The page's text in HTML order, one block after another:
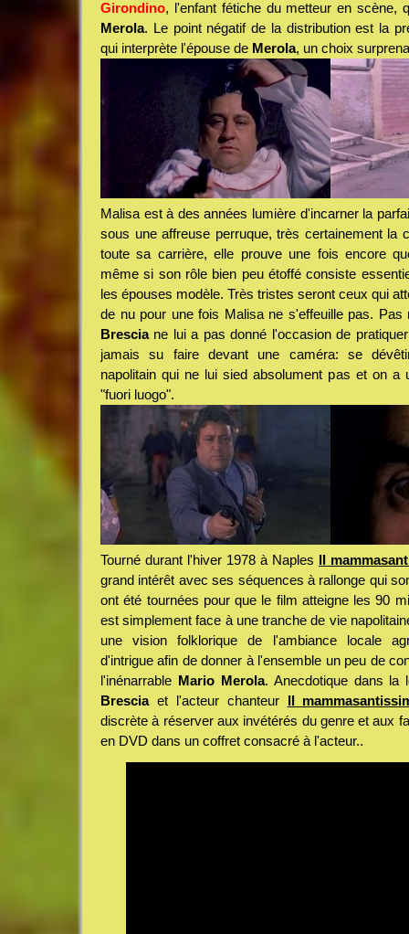
Girondino, l'enfant fétiche du metteur en scène,
Merola. Le point négatif de la distribution est la
qui interprète l'épouse de Merola, un choix
Malisa est à des années lumière d'incarner la
sous une affreuse perruque, très certainement la
toute sa carrière, elle prouve une fois encore
même si son rôle bien peu étoffé consiste
les épouses modèle. Très tristes seront ceux qui
de nu pour une fois Malisa ne s'effeuille pas. Pas
Bresciane lui a pas donné l'occasion de
jamais su faire devant une caméra: se
napolitain qui ne lui sied absolument pas et on a
"fuori luogo".
Tourné durant l'hiver 1978 à Naples Il
grand intérêt avec ses séquences à rallonge qui
ont été tournées pour que le film atteigne les 90
est simplement face à une tranche de vie
une vision folklorique de l'ambiance locale
d'intrigue afin de donner à l'ensemble un peu de
l'inénarrable Mario Merola. Anecdotique dans la
Bresciaet l'acteur chanteur Il
discrète à réserver aux invétérés du genre et aux
en DVD dans un coffret consacré à l'acteur..